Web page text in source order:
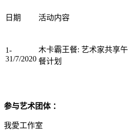
日期 活动内容
1-
31/7/2020
木卡霸王餐: 艺术家共享午
餐计划
参与艺术团体 ：
我愛工作室